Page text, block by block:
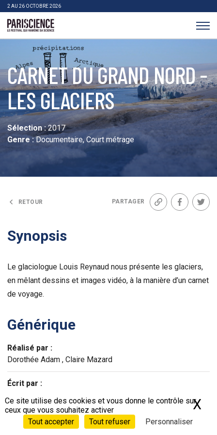
>Aller au contenu
2 AU 26 OCTOBRE 2026
CARNET DU GRAND NORD -
LES GLACIERS
Sélection :2017
Genre :Documentaire, Court métrage
RETOUR PARTAGER
Lien Facebook
Synopsis
Le glaciologue Louis Reynaud nous présente les glaciers,
en mêlant dessins et images vidéo, à la manière d’un carnet
de voyage.
Générique
Réalisé par :
Dorothée Adam , Claire Mazard
Écrit par :
© Dorothée Adam - Claire Mazard
Panneau de gestion des cookies
Ce site utilise des cookies et vous donne le contrôle sur
ceux que vous souhaitez activer
Tout accepter
Tout refuser Personnaliser
X